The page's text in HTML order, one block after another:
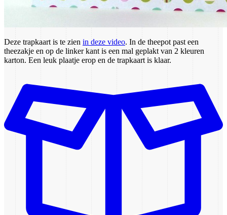
Deze trapkaart is te zien in deze video. In de theepot past een
theezakje en op de linker kant is een mal geplakt van 2 kleuren
karton. Een leuk plaatje erop en de trapkaart is klaar.